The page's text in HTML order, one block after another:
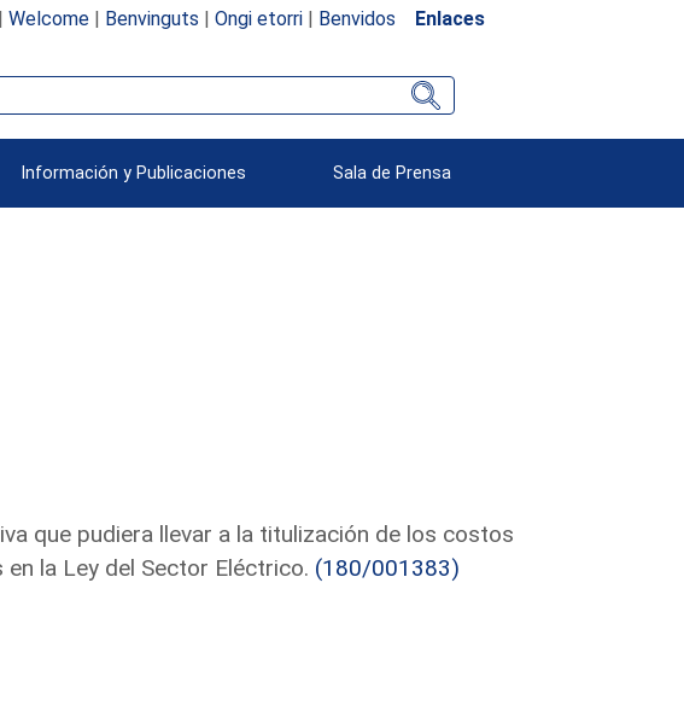
Welcome| Benvinguts | Ongi etorri| Benvidos Enlaces
Información y Publicaciones Sala de Prensa
que pudiera llevar a la titulización de los costos
la Ley del Sector Eléctrico. (180/001383)